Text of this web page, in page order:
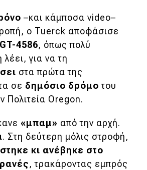
–και κάμποσα video–
ο Tuerck αποφάσισε
GT-4586, όπως πολύ
για να τη
στα πρώτα της
σε δημόσιο δρόμο του
Πολιτεία Oregon.
«μπαμ» από την αρχή.
. Στη δεύτερη μόλις στροφή,
κι ανέβηκε στο
, τρακάροντας εμπρός